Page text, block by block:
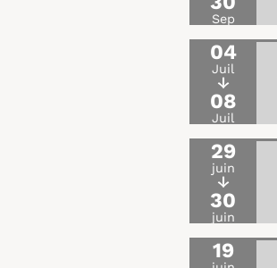
Sep
04
Juil
↓
08
Juil
29
juin
↓
30
juin
19